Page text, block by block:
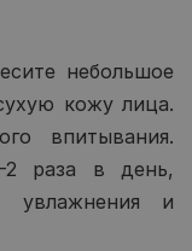
небольшое
кожу лица.
впитывания.
раза в день,
увлажнения и